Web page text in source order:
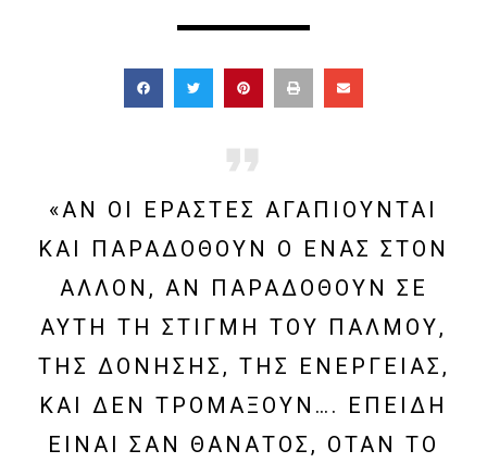
«ΑΝ ΟΙ ΕΡΑΣΤΈΣ ΑΓΑΠΙΟΎΝΤΑΙ
ΚΑΙ ΠΑΡΑΔΟΘΟΎΝ Ο ΈΝΑΣ ΣΤΟΝ
ΆΛΛΟΝ, ΑΝ ΠΑΡΑΔΟΘΟΎΝ ΣΕ
ΑΥΤΉ ΤΗ ΣΤΙΓΜΉ ΤΟΥ ΠΑΛΜΟΎ,
ΤΗΣ ΔΌΝΗΣΗΣ, ΤΗΣ ΕΝΈΡΓΕΙΑΣ,
ΚΑΙ ΔΕΝ ΤΡΟΜΆΞΟΥΝ…. ΕΠΕΙΔΉ
ΕΊΝΑΙ ΣΑΝ ΘΆΝΑΤΟΣ, ΌΤΑΝ ΤΟ